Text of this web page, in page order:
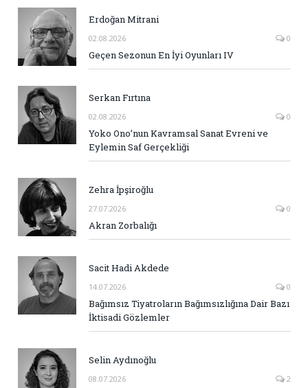
Erdoğan Mitrani
02.08.2026 0
Geçen Sezonun En İyi Oyunları IV
Serkan Fırtına
02.08.2026 0
Yoko Ono’nun Kavramsal Sanat Evreni ve
Eylemin Saf Gerçekliği
Zehra İpşiroğlu
27.07.2026 0
Akran Zorbalığı
Sacit Hadi Akdede
14.07.2026 0
Bağımsız Tiyatroların Bağımsızlığına Dair Bazı
İktisadi Gözlemler
Selin Aydınoğlu
08.07.2026 2